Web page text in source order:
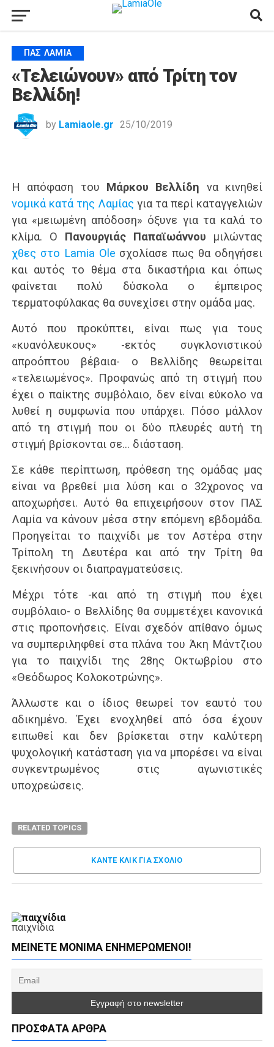
ΠΑΣ ΛΑΜΊΑ
«Τελειώνουν» από Τρίτη τον
Βελλίδη!
by Lamiaole.gr 25/10/2019
Η απόφαση του Μάρκου Βελλίδη να κινηθεί
νομικά κατά της Λαμίας για τα περί καταγγελιών
για «μειωμένη απόδοση» όξυνε για τα καλά το
κλίμα. Ο Πανουργιάς Παπαϊωάννου μιλώντας
χθες στο Lamia Ole σχολίασε πως θα οδηγήσει
και αυτός το θέμα στα δικαστήρια και όπως
φαίνεται πολύ δύσκολα ο έμπειρος
τερματοφύλακας θα συνεχίσει στην ομάδα μας.
Αυτό που προκύπτει, είναι πως για τους
«κυανόλευκους» -εκτός συγκλονιστικού
απροόπτου βέβαια- ο Βελλίδης θεωρείται
«τελειωμένος». Προφανώς από τη στιγμή που
έχει ο παίκτης συμβόλαιο, δεν είναι εύκολο να
λυθεί η συμφωνία που υπάρχει. Πόσο μάλλον
από τη στιγμή που οι δύο πλευρές αυτή τη
στιγμή βρίσκονται σε… διάσταση.
Σε κάθε περίπτωση, πρόθεση της ομάδας μας
είναι να βρεθεί μια λύση και ο 32χρονος να
αποχωρήσει. Αυτό θα επιχειρήσουν στον ΠΑΣ
Λαμία να κάνουν μέσα στην επόμενη εβδομάδα.
Προηγείται το παιχνίδι με τον Αστέρα στην
Τρίπολη τη Δευτέρα και από την Τρίτη θα
ξεκινήσουν οι διαπραγματεύσεις.
Μέχρι τότε -και από τη στιγμή που έχει
συμβόλαιο- ο Βελλίδης θα συμμετέχει κανονικά
στις προπονήσεις. Είναι σχεδόν απίθανο όμως
να συμπεριληφθεί στα πλάνα του Άκη Μάντζιου
για το παιχνίδι της 28ης Οκτωβρίου στο
«Θεόδωρος Κολοκοτρώνης».
Άλλωστε και ο ίδιος θεωρεί τον εαυτό του
αδικημένο. Έχει ενοχληθεί από όσα έχουν
ειπωθεί και δεν βρίσκεται στην καλύτερη
ψυχολογική κατάσταση για να μπορέσει να είναι
συγκεντρωμένος στις αγωνιστικές
υποχρεώσεις.
RELATED TOPICS
ΚΑΝΤΕ ΚΛΊΚ ΓΙΑ ΣΧΌΛΙΟ
παιχνίδια
ΜΕΊΝΕΤΕ ΜΌΝΙΜΑ ΕΝΗΜΕΡΏΜΕΝΟΙ!
ΠΡΌΣΦΑΤΑ ΆΡΘΡΑ